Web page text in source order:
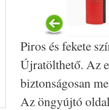
Piros és fekete
Újratölthető. Az
biztonságosan
Az öngyújtó